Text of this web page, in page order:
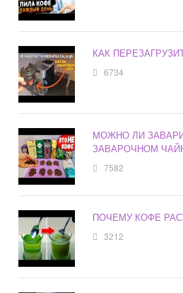
КАК
6734
МОЖНО ЛИ
ЗАВАРОЧНОМ
7582
ПОЧЕМУ КОФЕ
3212